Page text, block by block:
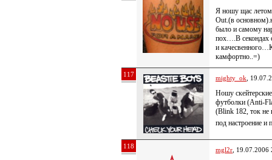
Я ношу щас
Out.(в
было и самому
пох….В секондах
и
камфортно..=)
117 mighty_ok ,
Ношу
футболки (Anti-
(Blink 182, ток не
под настроение и
118 mgl2r , 19.07.2006